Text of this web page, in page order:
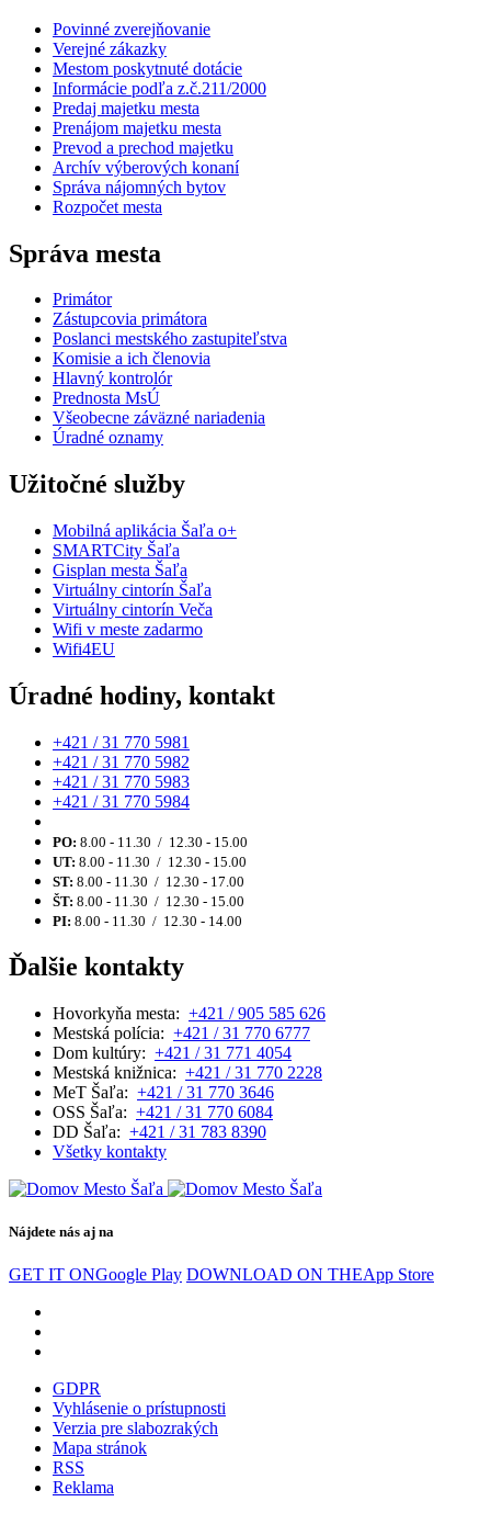
Povinné zverejňovanie
Verejné zákazky
Mestom poskytnuté dotácie
Informácie podľa z.č.211/2000
Predaj majetku mesta
Prenájom majetku mesta
Prevod a prechod majetku
Archív výberových konaní
Správa nájomných bytov
Rozpočet mesta
Správa mesta
Primátor
Zástupcovia primátora
Poslanci mestského zastupiteľstva
Komisie a ich členovia
Hlavný kontrolór
Prednosta MsÚ
Všeobecne záväzné nariadenia
Úradné oznamy
Užitočné služby
Mobilná aplikácia Šaľa o+
SMARTCity Šaľa
Gisplan mesta Šaľa
Virtuálny cintorín Šaľa
Virtuálny cintorín Veča
Wifi v meste zadarmo
Wifi4EU
Úradné hodiny, kontakt
+421 / 31 770 5981
+421 / 31 770 5982
+421 / 31 770 5983
+421 / 31 770 5984
PO: 8.00 - 11.30 / 12.30 - 15.00
UT: 8.00 - 11.30 / 12.30 - 15.00
ST: 8.00 - 11.30 / 12.30 - 17.00
ŠT: 8.00 - 11.30 / 12.30 - 15.00
PI: 8.00 - 11.30 / 12.30 - 14.00
Ďalšie kontakty
Hovorkyňa mesta: +421 / 905 585 626
Mestská polícia: +421 / 31 770 6777
Dom kultúry: +421 / 31 771 4054
Mestská knižnica: +421 / 31 770 2228
MeT Šaľa: +421 / 31 770 3646
OSS Šaľa: +421 / 31 770 6084
DD Šaľa: +421 / 31 783 8390
Všetky kontakty
Nájdete nás aj na
GET IT ONGoogle Play DOWNLOAD ON THEApp Store
GDPR
Vyhlásenie o prístupnosti
Verzia pre slabozrakých
Mapa stránok
RSS
Reklama